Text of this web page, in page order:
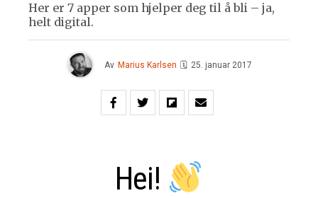
Her er 7 apper som hjelper deg til å bli – ja,
helt digital.
Av Marius Karlsen 🗓 25. januar 2017
Hei!